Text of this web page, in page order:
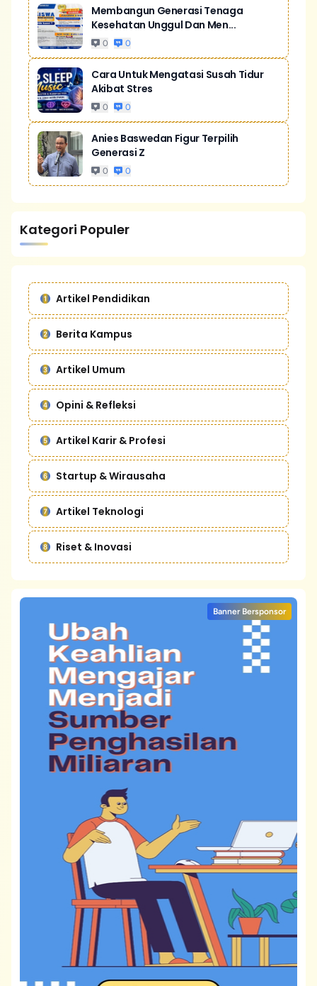
Membangun Generasi Tenaga
Kesehatan Unggul Dan Men...
0 0
Cara Untuk Mengatasi Susah Tidur
Akibat Stres
0 0
Anies Baswedan Figur Terpilih
Generasi Z
0 0
Kategori Populer
Artikel Pendidikan
Berita Kampus
Artikel Umum
Opini & Refleksi
Artikel Karir & Profesi
Startup & Wirausaha
Artikel Teknologi
Riset & Inovasi
Banner Bersponsor